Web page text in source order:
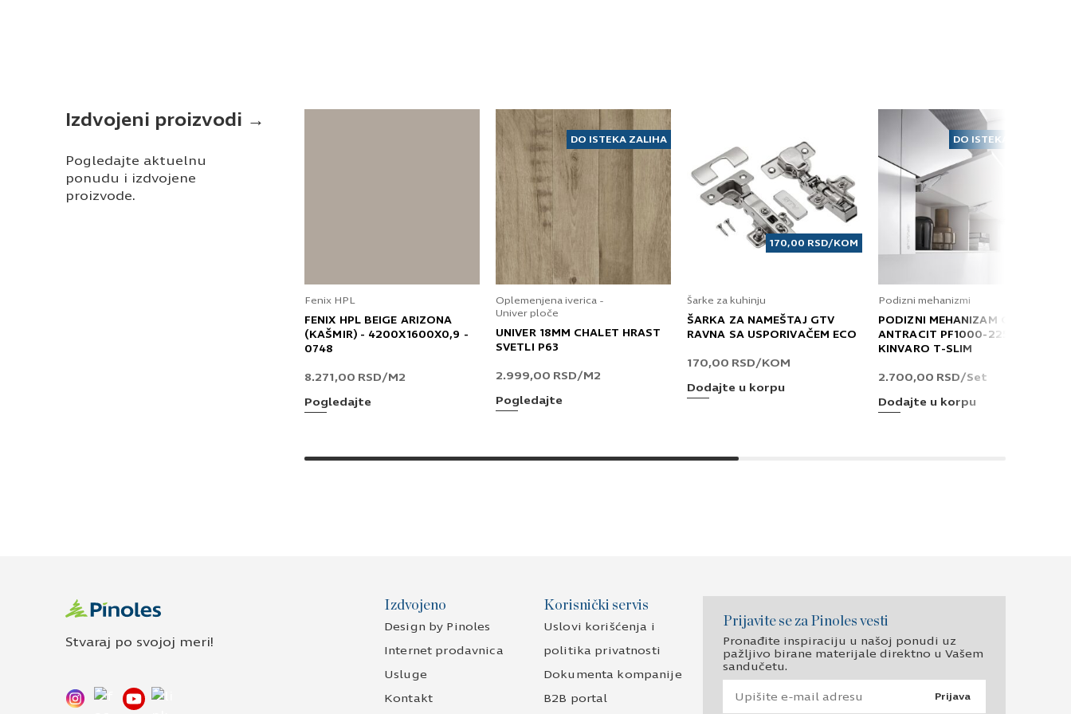
Izdvojeni proizvodi →
Pogledajte aktuelnu
ponudu i izdvojene
proizvode.
Fenix HPL
FENIX HPL BEIGE ARIZONA
(KAŠMIR) - 4200X1600X0,9 -
0748
8.271,00 RSD/M2
Pogledajte
DO ISTEKA ZALIHA
Oplemenjena iverica -
Univer ploče
UNIVER 18MM CHALET HRAST
SVETLI P63
2.999,00 RSD/M2
Pogledajte
170,00 RSD/KOM
Šarke za kuhinju
ŠARKA ZA NAMEŠTAJ GTV
RAVNA SA USPORIVAČEM ECO
170,00 RSD/KOM
Dodajte u korpu
DO ISTEKA ZALIHA
Podizni mehanizmi
PODIZNI MEHANIZAM GRASS
ANTRACIT PF1000-2250 T
KINVARO T-SLIM
2.700,00 RSD/Set
Dodajte u korpu
Stvaraj po svojoj meri!
Izdvojeno
Design by Pinoles
Internet prodavnica
Usluge
Kontakt
Korisnički servis
Uslovi korišćenja i
politika privatnosti
Dokumenta kompanije
B2B portal
Prijavite se za Pinoles vesti
Pronađite inspiraciju u našoj ponudi uz
pažljivo birane materijale direktno u Vašem
sandučetu.
Prijava